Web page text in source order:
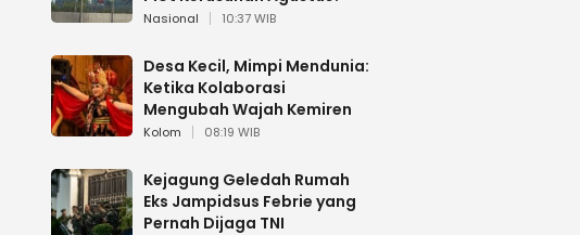
Nasional 10:37 WIB
Desa Kecil, Mimpi Mendunia:
Ketika Kolaborasi
Mengubah Wajah Kemiren
Kolom 08:19 WIB
Kejagung Geledah Rumah
Eks Jampidsus Febrie yang
Pernah Dijaga TNI